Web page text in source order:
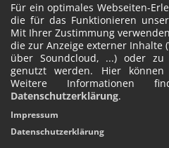
Für ein optimales Webseiten-
die für das Funktionieren
Mit Ihrer Zustimmung
die zur Anzeige externer Inhalte
über Soundcloud, ...) oder zu
genutzt werden. Hier
Weitere Informationen
Datenschutzerklärung.
Impressum
Datenschutzerklärung